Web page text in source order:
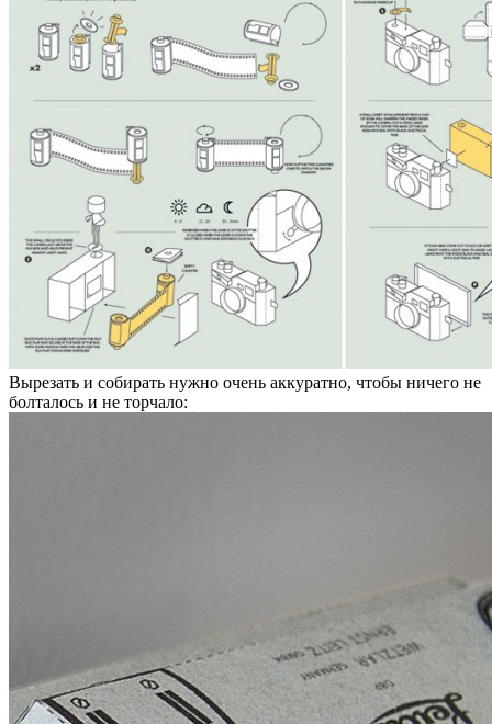
Вырезать и собирать нужно очень аккуратно, чтобы ничего не
болталось и не торчало: